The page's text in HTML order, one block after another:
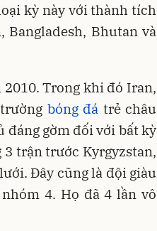
kỳ này với thành tích
Bhutan và
Trong khi đó Iran,
bóng đá trẻ châu
đáng gờm đối với bất kỳ
3 trận trước Kyrgyzstan,
Đây cũng là đội giàu
4. Họ đã 4 lần vô